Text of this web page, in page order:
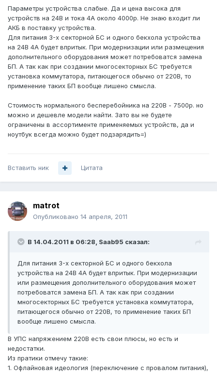
Параметры устройства слабые. Да и цена высока для
устройств на 24В и тока 4А около 4000р. Не знаю входит ли
АКБ в поставку устройства.
Для питания 3-х секторной БС и одного бекхола устройства
на 24В 4А будет впритык. При модернизации или размещения
дополнительного оборудования может потребоватся замена
БП. А так как при создании многосекторных БС требуется
установка коммутатора, питающегося обычно от 220В, то
применение таких БП вообще лишено смысла.
Стоимость нормального бесперебойника на 220В - 7500р. но
можно и дешевле модели найти. Зато вы не будете
ограничены в ассортименте применяемых устройств, да и
ноутбук всегда можно будет подзарядить=)
Вставить ник Цитата
matrot
Опубликовано 14 апреля, 2011
В 14.04.2011 в 06:28, Saab95 сказал:
Для питания 3-х секторной БС и одного бекхола
устройства на 24В 4А будет впритык. При модернизации
или размещения дополнительного оборудования может
потребоватся замена БП. А так как при создании
многосекторных БС требуется установка коммутатора,
питающегося обычно от 220В, то применение таких БП
вообще лишено смысла.
В УПС напряжением 220В есть свои плюсы, но есть и
недостатки.
Из пратики отмечу такие:
1. Офлайновая идеология (переключение с провалом питания),